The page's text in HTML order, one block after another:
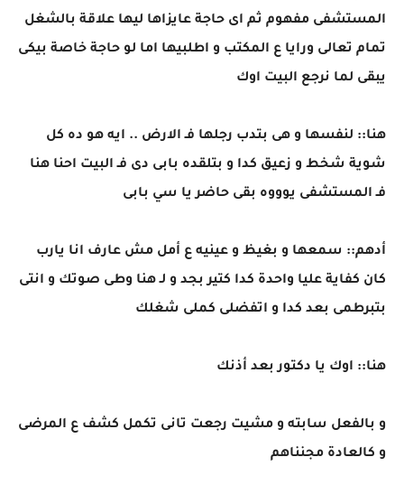
المستشفى مفهوم ثم اى حاجة عايزاها ليها علاقة بالشغل
تمام تعالى ورايا ع المكتب و اطلبيها اما لو حاجة خاصة بيكى
يبقى لما نرجع البيت اوك
هنا:: لنفسها و هى بتدب رجلها فـ الارض .. ايه هو ده كل
شوية شخط و زعيق كدا و بتلقده بابى دى فـ البيت احنا هنا
فـ المستشفى يوووه بقى حاضر يا سي بابى
أدهم:: سمعها و بغيظ و عينيه ع أمل مش عارف انا يارب
كان كفاية عليا واحدة كدا كتير بجد و لـ هنا وطى صوتك و انتى
بتبرطمى بعد كدا و اتفضلى كملى شغلك
هنا:: اوك يا دكتور بعد أذنك
و بالفعل سابته و مشيت رجعت تانى تكمل كشف ع المرضى
و كالعادة مجنناهم